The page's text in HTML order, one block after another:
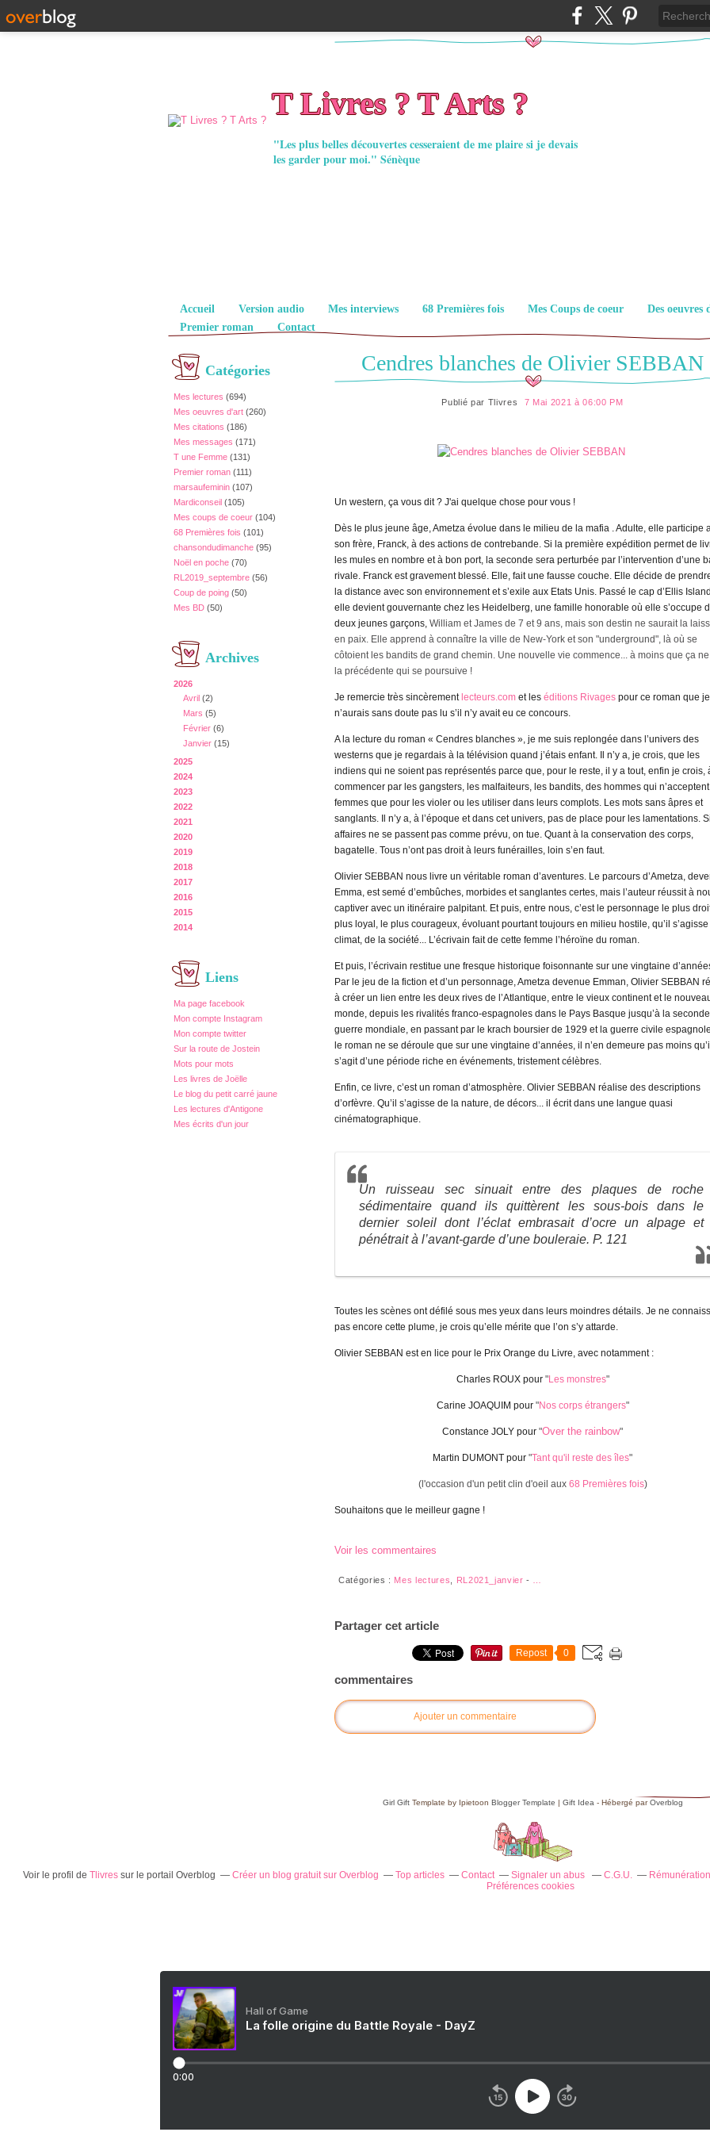
T Livres ? T Arts ?
"Les plus belles découvertes cesseraient de me plaire si je devais
les garder pour moi." Sénèque
Pages
Accueil Version audio Mes interviews 68 Premières fois Mes Coups de coeur
Des oeuvres
Premier roman
Contact
Catégories
Mes lectures (694)
Mes oeuvres d'art (260)
Mes citations (186)
Mes messages (171)
T une Femme (131)
Premier roman (111)
marsaufeminin (107)
Mardiconseil (105)
Mes coups de coeur (104)
68 Premières fois (101)
chansondudimanche (95)
Noël en poche (70)
RL2019_septembre (56)
Coup de poing (50)
Mes BD (50)
Archives
2026
Avril (2)
Mars (5)
Février (6)
Janvier (15)
2025
2024
2023
2022
2021
2020
2019
2018
2017
2016
2015
2014
Liens
Ma page facebook
Mon compte Instagram
Mon compte twitter
Sur la route de Jostein
Mots pour mots
Les livres de Joëlle
Le blog du petit carré jaune
Les lectures d'Antigone
Mes écrits d'un jour
Cendres blanches de Olivier SEBBAN
Publié par Tlivres 7 Mai 2021 à 06:00 PM
Un western, ça vous dit ? J'ai quelque chose pour vous !
Dès le plus jeune âge, Ametza évolue dans le milieu de la mafia . Adulte, elle participe
son frère, Franck, à des actions de contrebande. Si la première expédition permet de
les mules en nombre et à bon port, la seconde sera perturbée par l’intervention d’une
rivale. Franck est gravement blessé. Elle, fait une fausse couche. Elle décide de
la distance avec son environnement et s’exile aux Etats Unis. Passé le cap d’Ellis
elle devient gouvernante chez les Heidelberg, une famille honorable où elle s’occupe
deux jeunes garçons, William et James de 7 et 9 ans, mais son destin ne saurait la
en paix. Elle apprend à connaître la ville de New-York et son "underground", là où se
côtoient les bandits de grand chemin. Une nouvelle vie commence... à moins que ça
la précédente qui se poursuive !
Je remercie très sincèrement lecteurs.com et les éditions Rivages pour ce roman que je
n’aurais sans doute pas lu s’il n’y avait eu ce concours.
A la lecture du roman « Cendres blanches », je me suis replongée dans l’univers des
westerns que je regardais à la télévision quand j’étais enfant. Il n’y a, je crois, que les
indiens qui ne soient pas représentés parce que, pour le reste, il y a tout, enfin je crois,
commencer par les gangsters, les malfaiteurs, les bandits, des hommes qui
femmes que pour les violer ou les utiliser dans leurs complots. Les mots sans âpres et
sanglants. Il n’y a, à l’époque et dans cet univers, pas de place pour les lamentations.
affaires ne se passent pas comme prévu, on tue. Quant à la conservation des corps,
bagatelle. Tous n’ont pas droit à leurs funérailles, loin s’en faut.
Olivier SEBBAN nous livre un véritable roman d’aventures. Le parcours d’Ametza,
Emma, est semé d’embûches, morbides et sanglantes certes, mais l’auteur réussit à
captiver avec un itinéraire palpitant. Et puis, entre nous, c’est le personnage le plus
plus loyal, le plus courageux, évoluant pourtant toujours en milieu hostile, qu’il
climat, de la société... L’écrivain fait de cette femme l’héroïne du roman.
Et puis, l’écrivain restitue une fresque historique foisonnante sur une vingtaine
Par le jeu de la fiction et d’un personnage, Ametza devenue Emman, Olivier SEBBAN
à créer un lien entre les deux rives de l’Atlantique, entre le vieux continent et le
monde, depuis les rivalités franco-espagnoles dans le Pays Basque jusqu’à la seconde
guerre mondiale, en passant par le krach boursier de 1929 et la guerre civile
le roman ne se déroule que sur une vingtaine d’années, il n’en demeure pas moins
s’agit d’une période riche en événements, tristement célèbres.
Enfin, ce livre, c’est un roman d’atmosphère. Olivier SEBBAN réalise des descriptions
d’orfèvre. Qu’il s’agisse de la nature, de décors... il écrit dans une langue quasi
cinématographique.
Un ruisseau sec sinuait entre des plaques de roche
sédimentaire quand ils quittèrent les sous-bois dans le
dernier soleil dont l’éclat embrasait d’ocre un alpage et
pénétrait à l’avant-garde d’une bouleraie. P. 121
Toutes les scènes ont défilé sous mes yeux dans leurs moindres détails. Je ne
pas encore cette plume, je crois qu’elle mérite que l’on s’y attarde.
Olivier SEBBAN est en lice pour le Prix Orange du Livre, avec notamment :
Charles ROUX pour "Les monstres"
Carine JOAQUIM pour "Nos corps étrangers"
Constance JOLY pour "Over the rainbow"
Martin DUMONT pour "Tant qu'il reste des îles"
(l'occasion d'un petit clin d'oeil aux 68 Premières fois)
Souhaitons que le meilleur gagne !
Voir les commentaires
Catégories : Mes lectures RL2021_janvier -
Partager cet article
Repost 0
commentaires
Ajouter un commentaire
Girl GiftTemplate by Ipietoon Blogger Template | Gift Idea - Hébergé parOverblog
Voir le profil de Tlivres sur le portail Overblog Créer un blog gratuit sur Overblog Top articles Contact Signaler un abus C.G.U.
Préférences cookies
Hall of Game
La folle origine du Battle Royale - DayZ
0:00